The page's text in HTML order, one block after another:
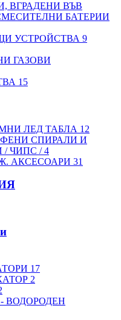
ВГРАДЕНИ ВЪВ
БАТЕРИИ
УСТРОЙСТВА 9
ГАЗОВИ
15
ЛЕД ТАБЛА 12
СПИРАЛИ И
/ ЧИПС /4
АКСЕСОАРИ 31
17
2
ВОДОРОДЕН